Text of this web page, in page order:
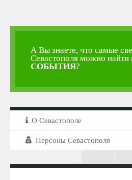
А Вы знаете, что самые
Севастополя можно найти
СОБЫТИЯ?
О Севастополе
Персоны Севастополя